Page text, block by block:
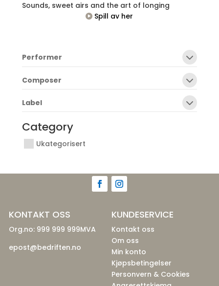
Sounds, sweet airs and the art of longing
Spill av her
Performer
Composer
Label
Category
Ukategorisert
KONTAKT OSS
Org.no: 999 999 999MVA
epost@bedriften.no
KUNDESERVICE
Kontakt oss
Om oss
Min konto
Kjøpsbetingelser
Personvern & Cookies